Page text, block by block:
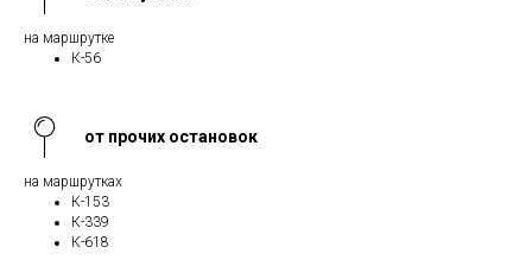
на маршрутке
К-56
от прочих остановок
на маршрутках
К-153
К-339
К-618